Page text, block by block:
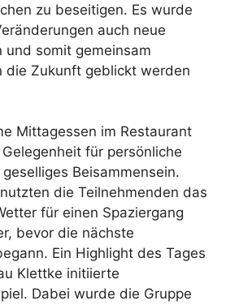
zu beseitigen. Es wurde
auch neue
und somit gemeinsam
die Zukunft geblickt werden
Mittagessen im Restaurant
für persönliche
Beisammensein.
die Teilnehmenden das
für einen Spaziergang
bevor die nächste
Ein Highlight des Tages
Klettke initiierte
Dabei wurde die Gruppe